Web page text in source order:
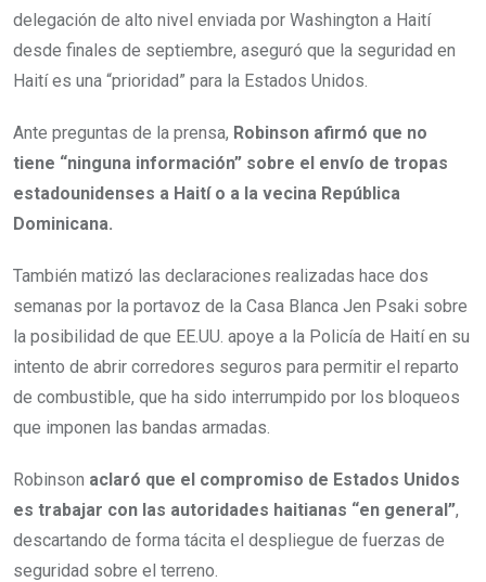
delegación de alto nivel enviada por Washington a Haití
desde finales de septiembre, aseguró que la seguridad en
Haití es una “prioridad” para la Estados Unidos.
Ante preguntas de la prensa, Robinson afirmó que no
tiene “ninguna información” sobre el envío de tropas
estadounidenses a Haití o a la vecina República
Dominicana.
También matizó las declaraciones realizadas hace dos
semanas por la portavoz de la Casa Blanca Jen Psaki sobre
la posibilidad de que EE.UU. apoye a la Policía de Haití en su
intento de abrir corredores seguros para permitir el reparto
de combustible, que ha sido interrumpido por los bloqueos
que imponen las bandas armadas.
Robinson aclaró que el compromiso de Estados Unidos
es trabajar con las autoridades haitianas “en general”,
descartando de forma tácita el despliegue de fuerzas de
seguridad sobre el terreno.